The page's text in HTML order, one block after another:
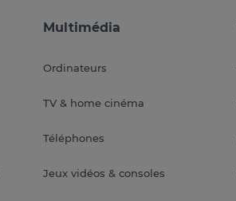
Multimédia
Ordinateurs
TV & home cinéma
Téléphones
Jeux vidéos & consoles